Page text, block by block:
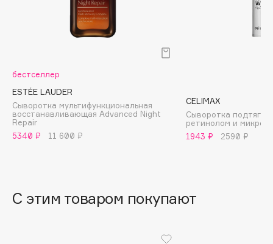
Banderas
Basicare
Batiste
Beauty Bomb
бестселлер
ESTÉE LAUDER
Сыворотка мультифункциональная
восстанавливающая Advanced Night
Repair
5340 ₽
11 600 ₽
CELIMAX
Сыворотка
ретинолом и
1943 ₽
2590 ₽
С этим товаром покупают